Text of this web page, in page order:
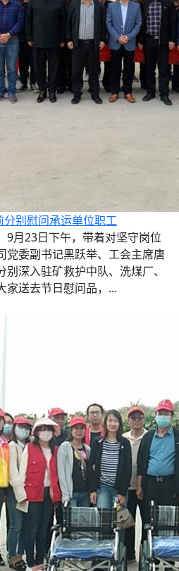
分别慰问承运单位职工
9月23日下午，带着对坚守岗位
党委副书记黑跃举、工会主席唐
深入驻矿救护中队、洗煤厂、
家送去节日慰问品，...